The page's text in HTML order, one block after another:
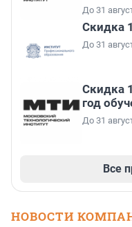
До 31
Скидка
До 31
Скидка
год
До 31
Все
НОВОСТИ